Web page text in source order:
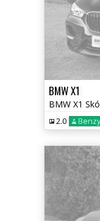
BMW X1
2.0